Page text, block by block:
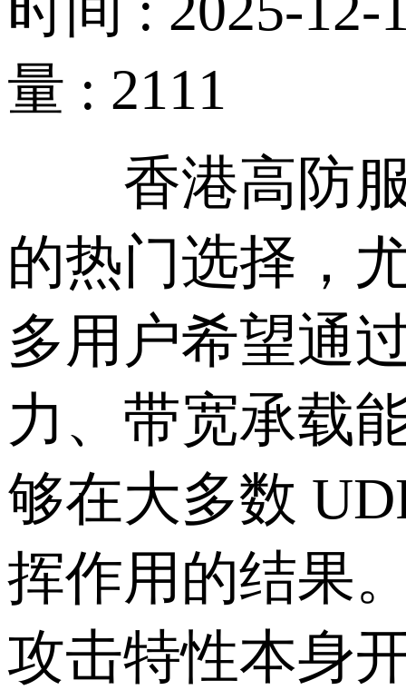
量 : 2111
香港高防服
的热门选择，
多用户希望通
力、带宽承载
够在大多数
挥作用的结果
攻击特性本身